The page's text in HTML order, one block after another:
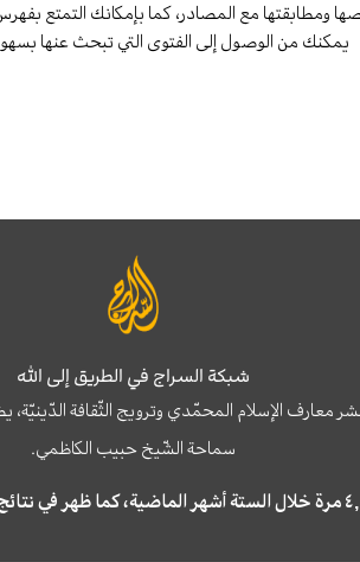
ومطابقتها مع المصادر، كما بإمكانك التمتع
يمكنك من الوصول إلى الفتوى التي تبحث عنها
شبكة السراج في الطريق إلى الله
معارف الإسلام المحمّدي وترويج الثّقافة
سماحة الشّيخ حبيب الكاظمي.